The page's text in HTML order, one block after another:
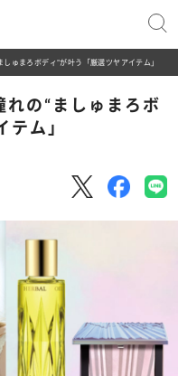
ゅまろボディ”が叶う「厳選ツヤアイテム」
の“ましゅまろボ
ム」